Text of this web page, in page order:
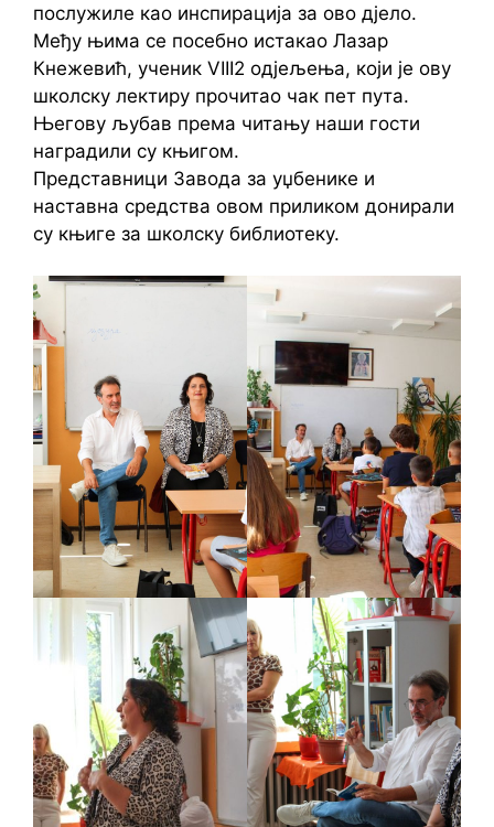
послужиле као инспирација за ово дјело.
Међу њима се посебно истакао Лазар
Кнежевић, ученик VIII2 одјељења, који је ову
школску лектиру прочитао чак пет пута.
Његову љубав према читању наши гости
наградили су књигом.
Представници Завода за уџбенике и
наставна средства овом приликом донирали
су књиге за школску библиотеку.